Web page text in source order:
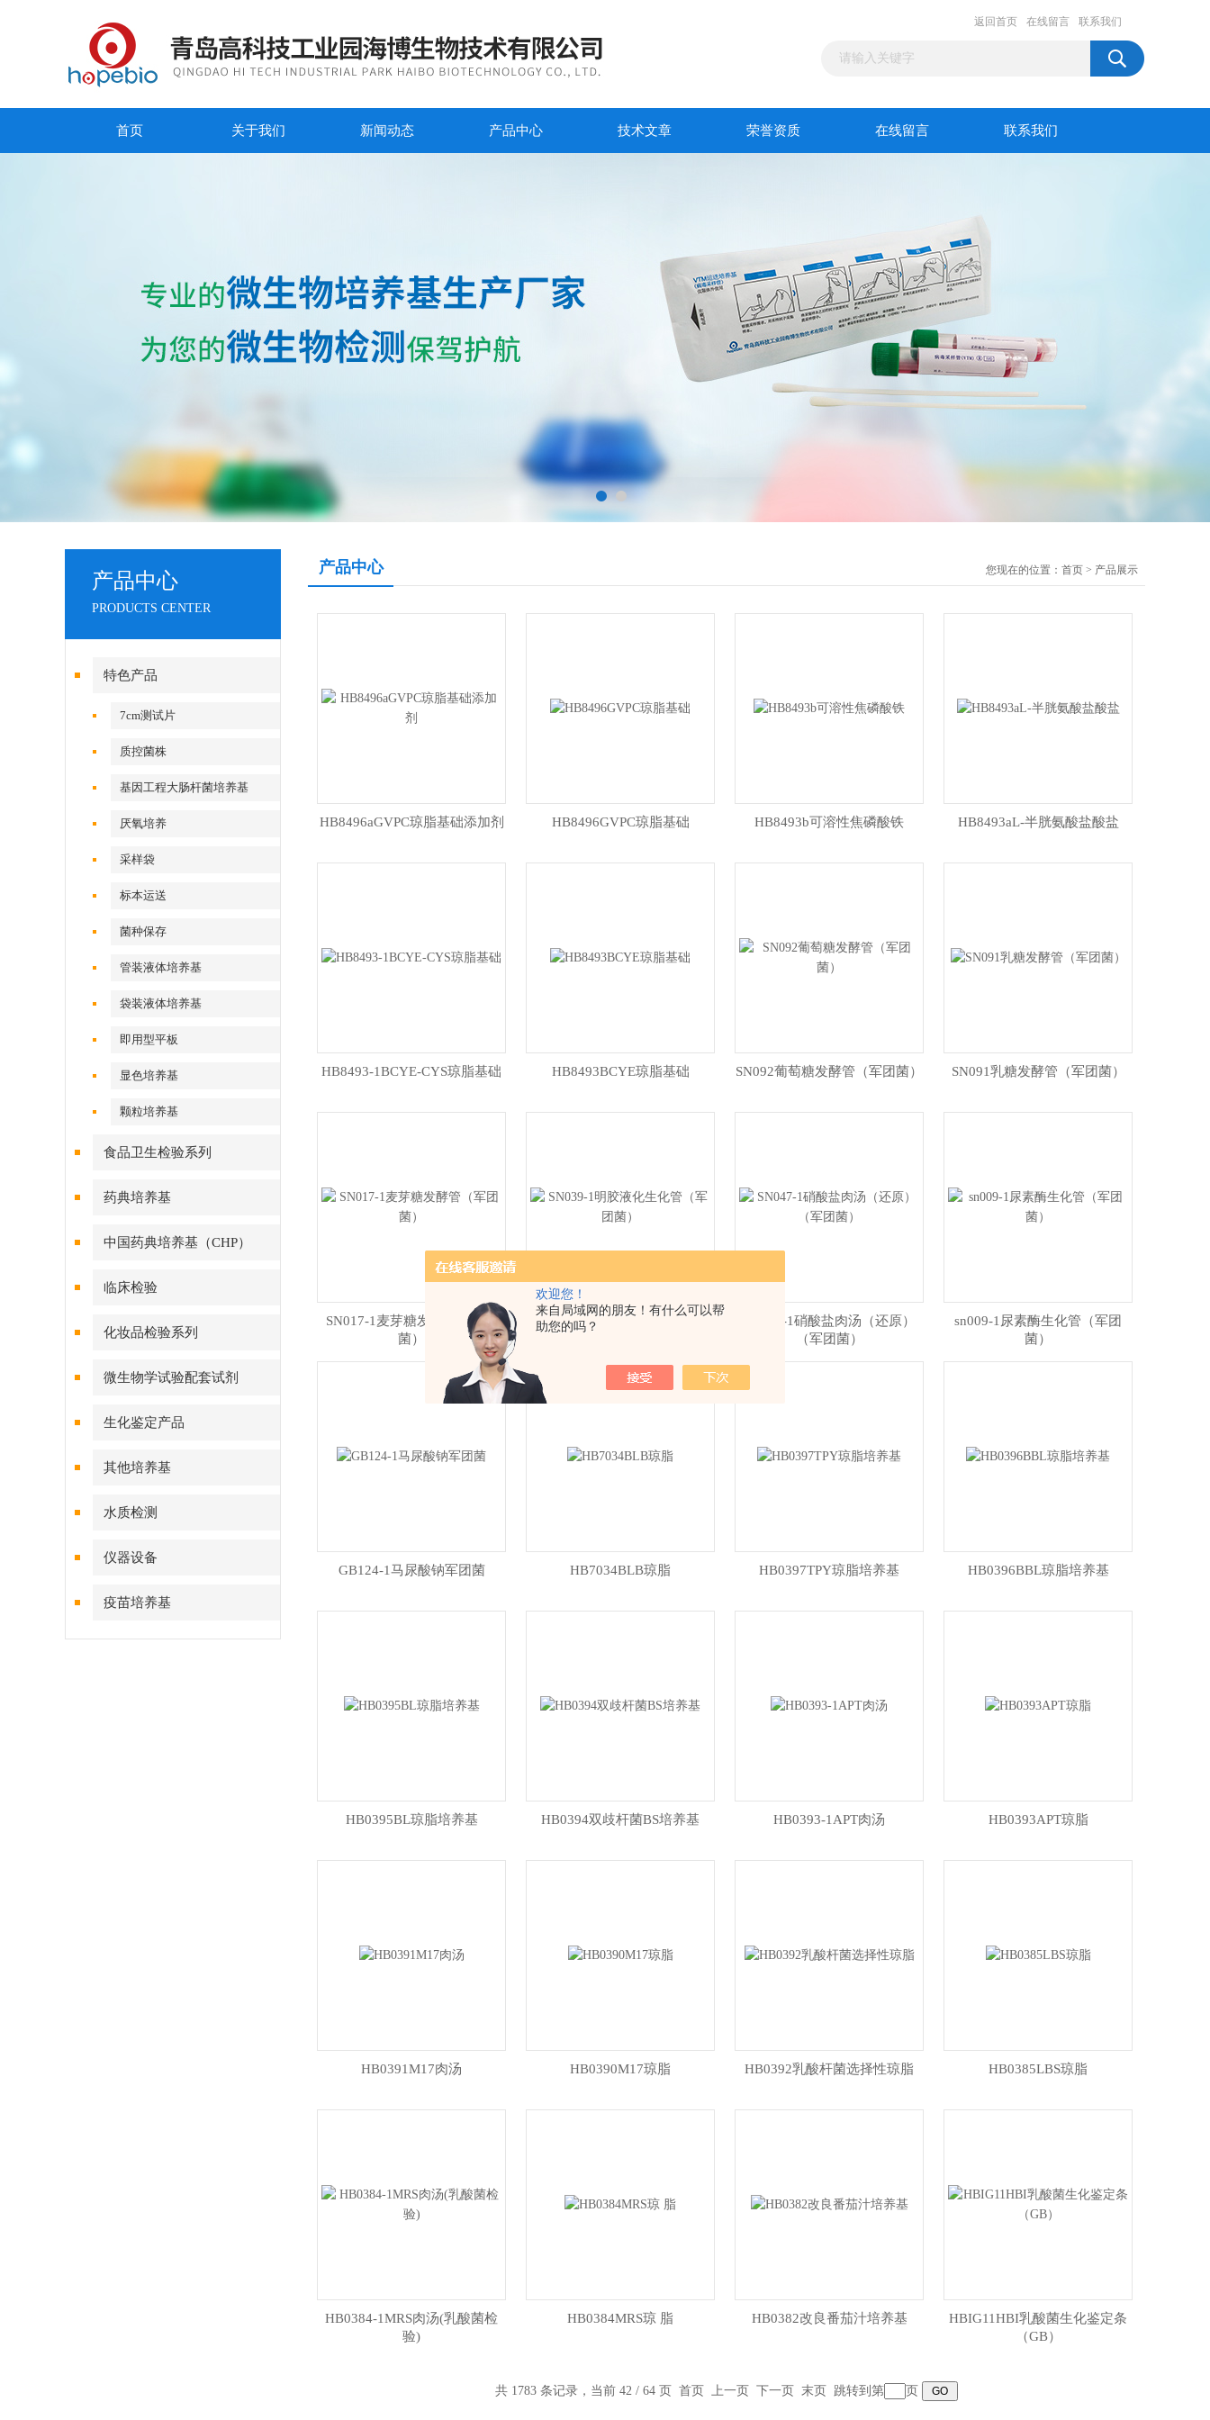
欢迎您！
来自局域网的朋友！有什么可以帮
助您的吗？
返回首页 在线留言 联系我们
首页 关于我们 新闻动态 产品中心 技术文章 荣誉资质 在线留言 联系我们
产品中心
PRODUCTS CENTER
特色产品
7cm测试片
质控菌株
基因工程大肠杆菌培养基
厌氧培养
采样袋
标本运送
菌种保存
管装液体培养基
袋装液体培养基
即用型平板
显色培养基
颗粒培养基
食品卫生检验系列
药典培养基
中国药典培养基（CHP）
临床检验
化妆品检验系列
微生物学试验配套试剂
生化鉴定产品
其他培养基
水质检测
仪器设备
疫苗培养基
产品中心 您现在的位置： 首页 > 产品展示
HB8496aGVPC琼脂基础添加剂 HB8496GVPC琼脂基础 HB8493b可溶性焦磷酸铁 HB8493aL-半胱氨酸盐酸盐
HB8493-1BCYE-CYS琼脂基础 HB8493BCYE琼脂基础 SN092葡萄糖发酵管（军团菌） SN091乳糖发酵管（军团菌）
SN017-1麦芽糖发酵管（军团
菌）
SN039-1明胶液化生化管（军团
SN047-1硝酸盐肉汤（还原）
（军团菌）
sn009-1尿素酶生化管（军团
菌）
GB124-1马尿酸钠军团菌 HB7034BLB琼脂 HB0397TPY琼脂培养基 HB0396BBL琼脂培养基
HB0395BL琼脂培养基 HB0394双歧杆菌BS培养基 HB0393-1APT肉汤 HB0393APT琼脂
HB0391M17肉汤 HB0390M17琼脂 HB0392乳酸杆菌选择性琼脂 HB0385LBS琼脂
HB0384-1MRS肉汤(乳酸菌检
验)
HB0384MRS琼 脂 HB0382改良番茄汁培养基
HBIG11HBI乳酸菌生化鉴定条
（GB）
共 1783 条记录，当前 42 / 64 页 首页 上一页 下一页 末页 跳转到第 页